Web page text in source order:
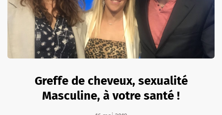
Greffe de cheveux, sexualité
Masculine, à votre santé !